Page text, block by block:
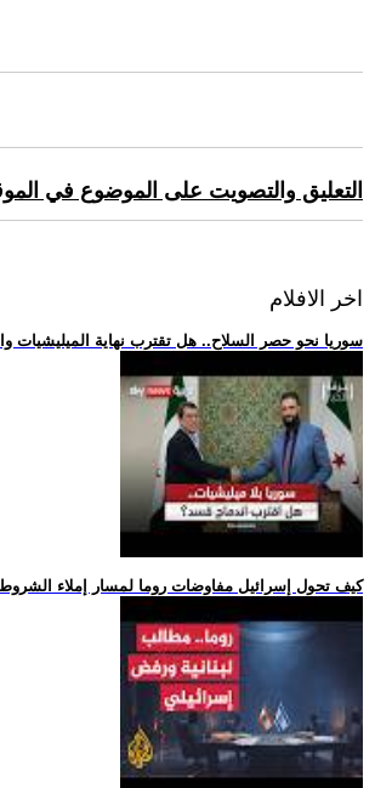
التعليق والتصويت على الموضوع في
اخر الافلام
.. سوريا نحو حصر السلاح.. هل تقترب نهاية الميليشيات
.. كيف تحول إسرائيل مفاوضات روما لمسار إملاء